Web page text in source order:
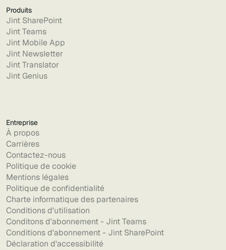
Produits
Jint SharePoint
Jint Teams
Jint Mobile App
Jint Newsletter
Jint Translator
Jint Genius
Entreprise
À propos
Carrières
Contactez-nous
Politique de cookie
Mentions légales
Politique de confidentialité
Charte informatique des partenaires
Conditions d'utilisation
Conditons d'abonnement - Jint Teams
Conditions d'abonnement - Jint SharePoint
Déclaration d'accessibilité